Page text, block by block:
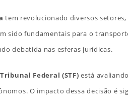
tem revolucionado diversos
sido fundamentais para o
debatida nas esferas jurídicas.
Federal (STF) está
O impacto dessa decisão é